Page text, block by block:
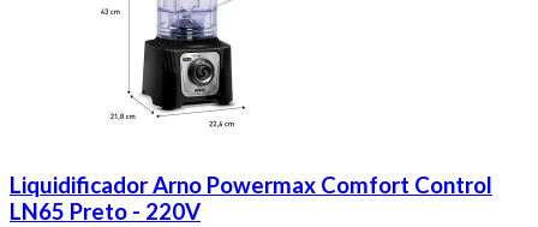
Liquidificador Arno Powermax Comfort Control
LN65 Preto - 220V